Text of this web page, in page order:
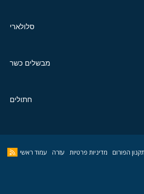
סלולארי
מבשלים כשר
חתולים
תקנון הפורום מדיניות פרטיות עזרה עמוד ראשי